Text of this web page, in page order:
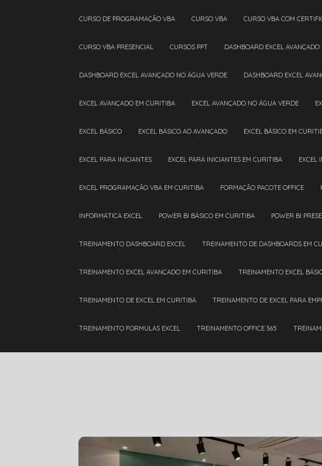
CURSO DE PROGRAMAÇÃO VBA CURSO VBA CURSO VBA COM
CURSO VBA PRESENCIAL CURSOS PPT DASHBOARD EXCEL AVANÇADO
DASHBOARD EXCEL AVANÇADO NO ÁGUA VERDE DASHBOARD EXCEL
EXCEL AVANÇADO EM CURITIBA EXCEL AVANÇADO NO ÁGUA VERDE
EXCEL BÁSICO EXCEL BÁSICO AO AVANÇADO EXCEL BÁSICO EM
EXCEL PARA INICIANTES EXCEL PARA INICIANTES EM CURITIBA
EXCEL PROGRAMAÇÃO VBA EM CURITIBA FORMAÇÃO PACOTE OFFICE
INFORMÁTICA EXCEL POWER BI BÁSICO EM CURITIBA POWER BI
TREINAMENTO DASHBOARD EXCEL TREINAMENTO DE DASHBOARDS EM
TREINAMENTO EXCEL AVANÇADO EM CURITIBA TREINAMENTO EXCEL
TREINAMENTO DE EXCEL EM CURITIBA TREINAMENTO DE EXCEL PARA
TREINAMENTO FORMULAS EXCEL TREINAMENTO OFFICE 365